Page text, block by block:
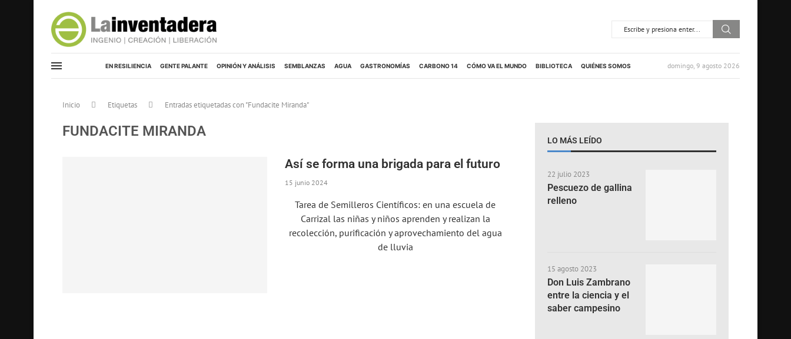
EN RESILIENCIA GENTE PALANTE OPINIÓN Y ANÁLISIS SEMBLANZAS AGUA GASTRONOMÍAS CARBONO 14 CÓMO VA EL MUNDO BIBLIOTECA QUIÉNES SOMOS domingo, 9 agosto 2026
Inicio Etiquetas Entradas etiquetadas con "Fundacite Miranda"
FUNDACITE MIRANDA
Así se forma una brigada para el futuro
15 junio 2024
Tarea de Semilleros Científicos: en una escuela de
Carrizal las niñas y niños aprenden y realizan la
recolección, purificación y aprovechamiento del agua
de lluvia
LO MÁS LEÍDO
22 julio 2023
Pescuezo de gallina
relleno
15 agosto 2023
Don Luis Zambrano
entre la ciencia y el
saber campesino